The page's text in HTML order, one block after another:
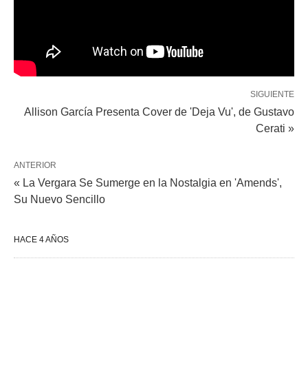
SIGUIENTE
Allison García Presenta Cover de 'Deja Vu', de Gustavo
Cerati »
ANTERIOR
« La Vergara Se Sumerge en la Nostalgia en 'Amends',
Su Nuevo Sencillo
HACE 4 AÑOS